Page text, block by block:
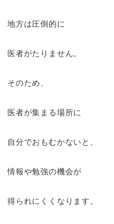
地方は圧倒的に
医者がたりません。
そのため、
医者が集まる場所に
自分でおもむかないと、
情報や勉強の機会が
得られにくくなります。